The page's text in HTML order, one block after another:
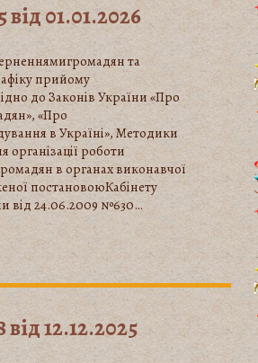
01.01.2026
та
прийому
до Законів України «Про
«Про
в Україні», Методики
організації роботи
в органах виконавчої
постановоюКабінету
від 24.06.2009 №630…
12.12.2025